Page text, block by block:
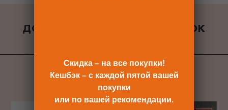
ДОБАВИТЬ К ЗАКАЗУ ПОДАРОК
Скидка – на все покупки!
Кешбэк – с каждой пятой вашей
покупки
или по вашей рекомендации.